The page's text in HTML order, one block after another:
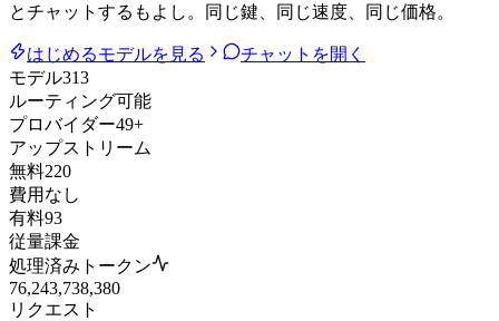
とチャットするもよし。同じ鍵、同じ速度、同じ価格。
はじめるモデルを見る
チャットを開く
モデル313
ルーティング可能
プロバイダー49+
アップストリーム
無料220
費用なし
有料93
従量課金
処理済みトークン
76,243,738,380
リクエスト